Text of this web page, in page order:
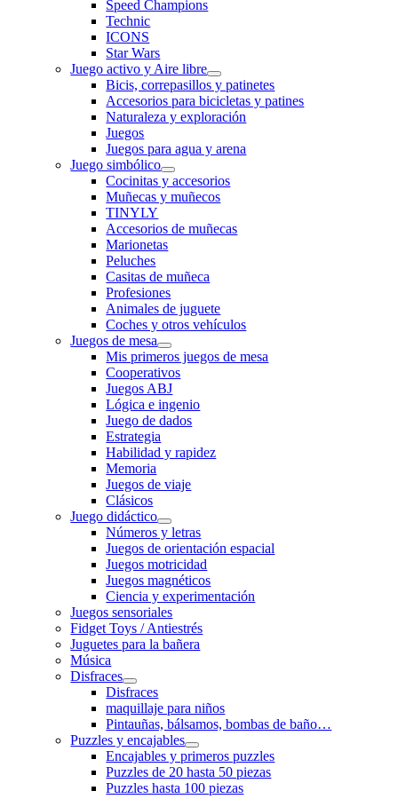
Speed Champions
Technic
ICONS
Star Wars
Juego activo y Aire libre
Bicis, correpasillos y patinetes
Accesorios para bicicletas y patines
Naturaleza y exploración
Juegos
Juegos para agua y arena
Juego simbólico
Cocinitas y accesorios
Muñecas y muñecos
TINYLY
Accesorios de muñecas
Marionetas
Peluches
Casitas de muñeca
Profesiones
Animales de juguete
Coches y otros vehículos
Juegos de mesa
Mis primeros juegos de mesa
Cooperativos
Juegos ABJ
Lógica e ingenio
Juego de dados
Estrategia
Habilidad y rapidez
Memoria
Juegos de viaje
Clásicos
Juego didáctico
Números y letras
Juegos de orientación espacial
Juegos motricidad
Juegos magnéticos
Ciencia y experimentación
Juegos sensoriales
Fidget Toys / Antiestrés
Juguetes para la bañera
Música
Disfraces
Disfraces
maquillaje para niños
Pintauñas, bálsamos, bombas de baño…
Puzzles y encajables
Encajables y primeros puzzles
Puzzles de 20 hasta 50 piezas
Puzzles hasta 100 piezas